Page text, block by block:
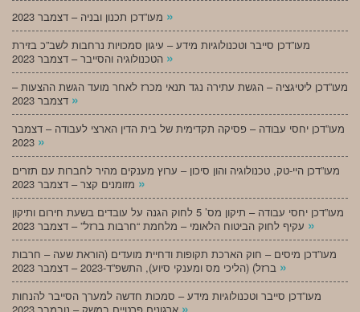
»
מעו”דכן סייבר וטכנולוגיות מידע – עיגון סמכויות נרחבות לשב”כ בזירת
»
מעו”דכן ליטיגציה – הגשת עתירה נגד תנאי מכרז לאחר מועד הגשת ההצעות –
»
מעו”דכן יחסי עבודה – פסיקה תקדימית של בית הדין הארצי לעבודה – דצמבר
»
מעו”דכן היי-טק, טכנולוגיה והון סיכון – ערוץ מענקים מהיר לחברות עם תזרים
»
מעו”דכן יחסי עבודה – תיקון מס’ 5 לחוק הגנה על עובדים בשעת חירום ותיקון
»
מעו”דכן מיסים – חוק הארכת תקופות ודחיית מועדים (הוראת שעה – חרבות
»
מעו”דכן סייבר וטכנולוגיות מידע – סמכות חדשה למערך הסייבר להנחות